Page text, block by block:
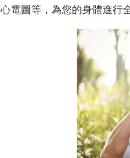
電圖等，為您的身體進行